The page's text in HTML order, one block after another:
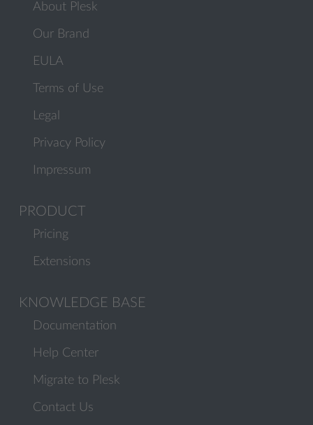
About Plesk
Our Brand
EULA
Terms of Use
Legal
Privacy Policy
Impressum
PRODUCT
Pricing
Extensions
KNOWLEDGE BASE
Documentation
Help Center
Migrate to Plesk
Contact Us